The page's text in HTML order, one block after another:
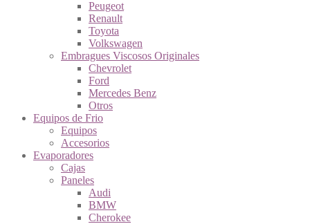
Peugeot
Renault
Toyota
Volkswagen
Embragues Viscosos Originales
Chevrolet
Ford
Mercedes Benz
Otros
Equipos de Frio
Equipos
Accesorios
Evaporadores
Cajas
Paneles
Audi
BMW
Cherokee